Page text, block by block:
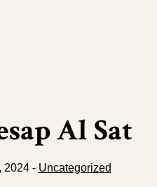
Al Sat
2024 - Uncategorized